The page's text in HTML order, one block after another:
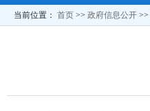
当前位置： 首页 >> 政府信息公开 >>